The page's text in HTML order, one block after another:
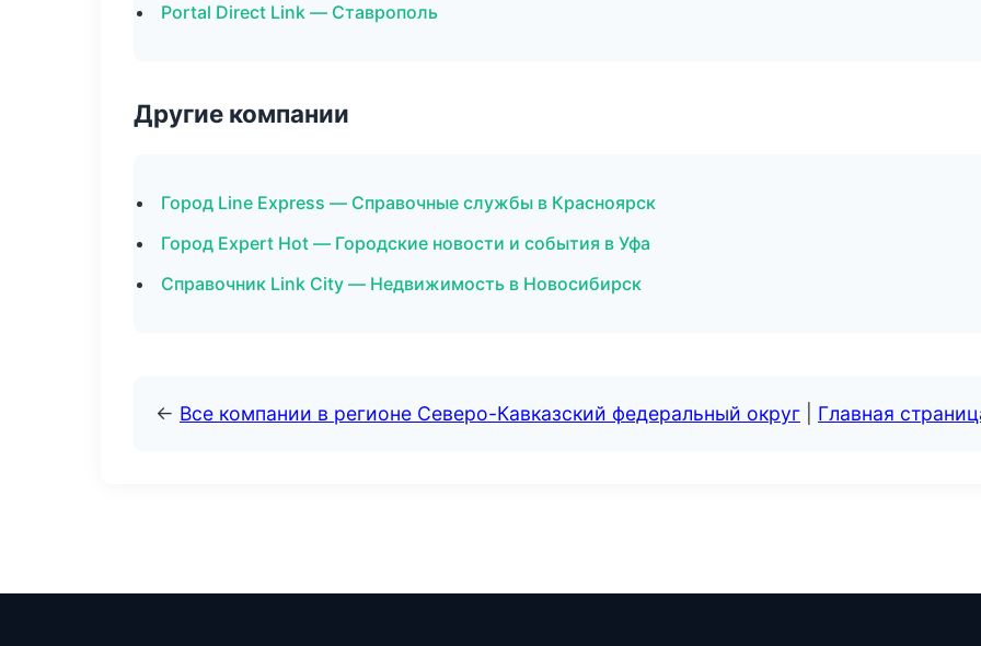
Portal Direct Link — Ставрополь
Другие компании
Город Line Express — Справочные службы в Красноярск
Город Expert Hot — Городские новости и события в Уфа
Справочник Link City — Недвижимость в Новосибирск
← Все компании в регионе Северо-Кавказский федеральный округ Главная